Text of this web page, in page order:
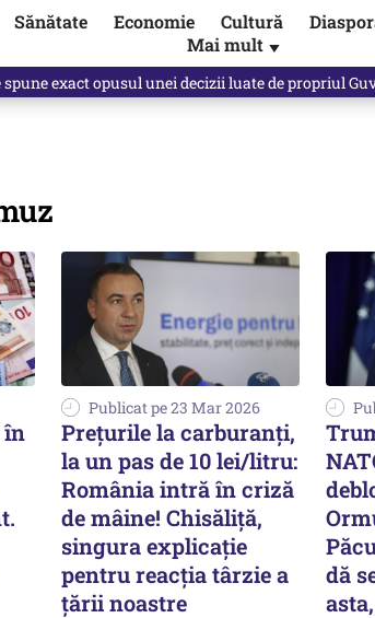
Sănătate Economie Cultură
Mai mult ▼
dezvăluite de o colegă. Povestea pilotului
în
Publicat pe 23 Mar 2026
Prețurile la carburanți,
la un pas de 10 lei/litru:
România intră în criză
de mâine! Chisăliță,
singura explicație
pentru reacția târzie a
țării noastre
dă